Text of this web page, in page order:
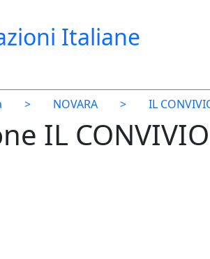
Italiane
> NOVARA > IL
IL